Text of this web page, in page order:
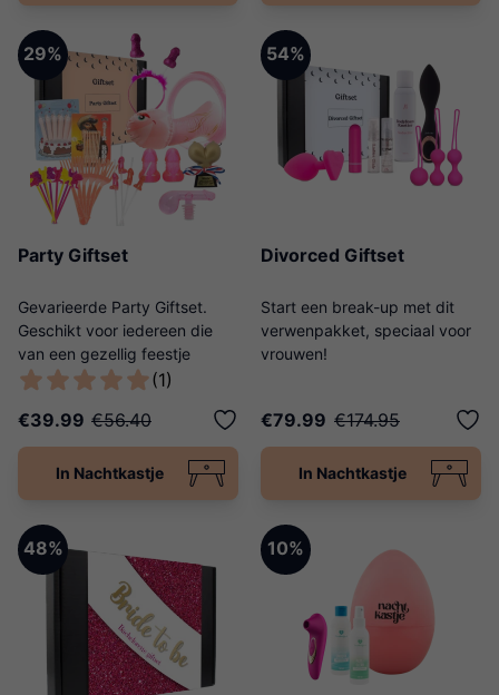
29%
Party Giftset
Gevarieerde Party Giftset.
Geschikt voor iedereen die
van een gezellig feestje
houdt.
(1)
€39.99 €56.40
In Nachtkastje
54%
Divorced Giftset
Start een break-up met dit
verwenpakket, speciaal voor
vrouwen!
€79.99 €174.95
In Nachtkastje
48% 10%